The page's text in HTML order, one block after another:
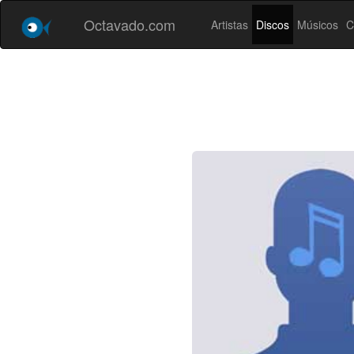
Octavado.com Artistas Discos Músicos